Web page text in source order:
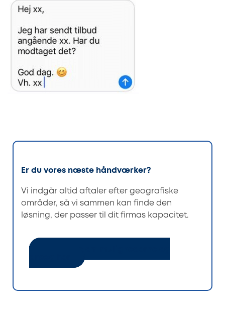
Er du vores næste håndværker?
Vi indgår altid aftaler efter geografiske
områder, så vi sammen kan finde den
løsning, der passer til dit firmas kapacitet.